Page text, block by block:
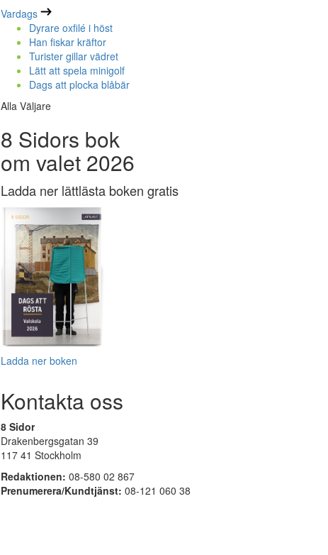
Vardags
Dyrare oxfilé i höst
Han fiskar kräftor
Turister gillar vädret
Lätt att spela minigolf
Dags att plocka blåbär
Alla Väljare
8 Sidors bok
om valet 2026
Ladda ner lättlästa boken gratis
Ladda ner boken
Kontakta oss
8 Sidor
Drakenbergsgatan 39
117 41 Stockholm
Redaktionen: 08-580 02 867
Prenumerera/Kundtjänst: 08-121 060 38